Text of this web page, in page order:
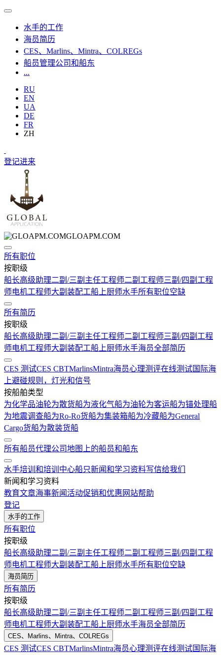
水手的工作
海员简历
CES、Marlins、Mintra、COLREGs
船员管理公司和船东
...
RU
EN
UA
DE
FR
ZH
登记进来
GLOAPM.COM
所有职位
按职级
船长高级助理二副/三副 主任工程师二副工程师三副/四副工程
师电机工程师大副 装配工船上厨师水手所有职位空缺
所有简历
按职级
船长高级助理二副/三副 主任工程师二副工程师三副/四副工程
师电机工程师大副 装配工船上厨师水手海员全部简历
CES 测试CES CBTMarlinsMintra海员心理测评在线测试国际海
上避碰规则，灯光和信号
按船舶类型
为化学品油轮为散货船为液化气船为油轮为客运船为锚处理船
为地震调查船为Ro-Ro货船为集装箱船为冷藏船为General
Cargo货船为散装货船
所有船员代理公司地图上的船员和船东
水手培训和培训中心船只新闻和学习资料写信给我们
新闻和学习资料
教育文章海事新闻活动促销和优惠 网站帮助
登记
水手的工作
所有职位
按职级
船长高级助理二副/三副 主任工程师二副工程师三副/四副工程
师电机工程师大副 装配工船上厨师水手所有职位空缺
海员简历
所有简历
按职级
船长高级助理二副/三副 主任工程师二副工程师三副/四副工程
师电机工程师大副 装配工船上厨师水手海员全部简历
CES、Marlins、Mintra、COLREGs
CES 测试CES CBTMarlinsMintra海员心理测评在线测试国际海